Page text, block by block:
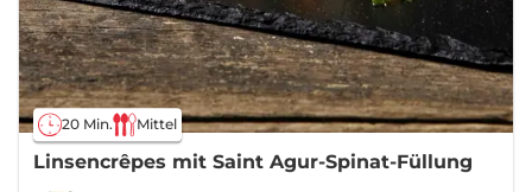
20 Min. Mittel
Linsencrêpes mit Saint Agur-Spinat-Füllung